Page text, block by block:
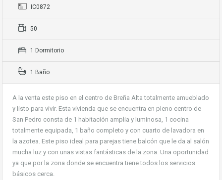
IC0872
50
1 Dormitorio
1 Baño
A la venta este piso en el centro de Breña Alta totalmente amueblado
y listo para vivir. Esta vivienda que se encuentra en pleno centro de
San Pedro consta de 1 habitación amplia y luminosa, 1 cocina
totalmente equipada, 1 baño completo y con cuarto de lavadora en
la azotea. Este piso ideal para parejas tiene balcón que le da al salón
mucha luz y con unas vistas fantásticas de la zona. Una oportunidad
ya que por la zona donde se encuentra tiene todos los servicios
básicos cerca.